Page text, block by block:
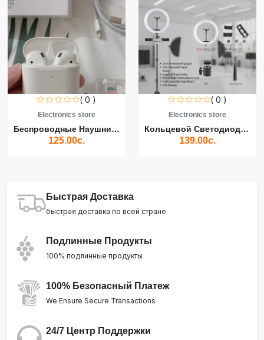
( 0 )
Electronics store
Беспроводные Наушники Air...
125.00с.
( 0 )
Electronics store
Кольцевой Светодиодный Св...
139.00с.
Быстрая Доставка
быстрая доставка по всей стране
Подлинные Продукты
100% подлинные продукты
100% Безопасный Платеж
We Ensure Secure Transactions
24/7 Центр Поддержки